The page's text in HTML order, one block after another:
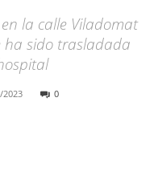
la calle Viladomat
ha sido trasladada
2023 0